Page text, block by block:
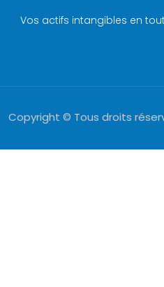
Vos actifs intangibles en
Copyright © Tous droits